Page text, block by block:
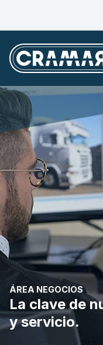
ÁREA NEGOCIOS
La clave de
y servicio.